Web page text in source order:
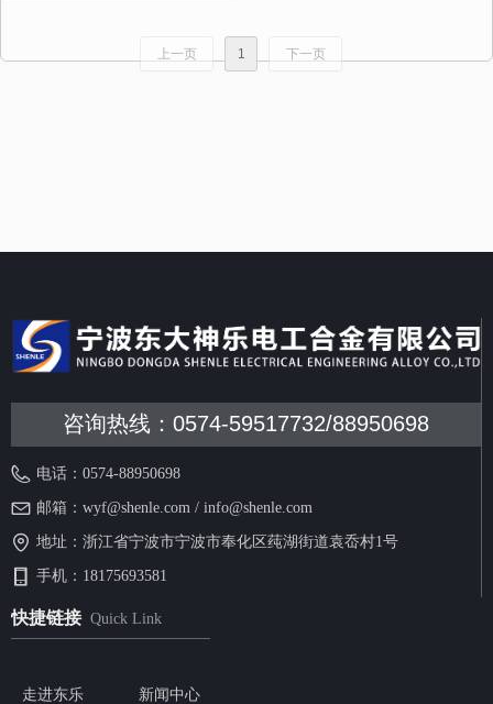
性能。弥散的氧化镉粒子。在电
上一页 1 下一页
咨询热线：0574-59517732/88950698
电话： 0574-88950698
邮箱： wyf@shenle.com / info@shenle.com
地址： 浙江省宁波市宁波市奉化区莼湖街道袁岙村1号
手机： 18175693581
快捷链接 Quick Link
走进东乐 新闻中心